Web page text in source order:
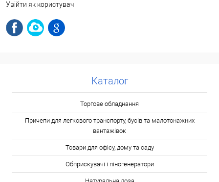
Увійти як користувач
Каталог
Торгове обладнання
Причепи для легкового транспорту, бусів та малотонажних
вантажівок
Товари для офісу, дому та саду
Обприскувачі і піногенератори